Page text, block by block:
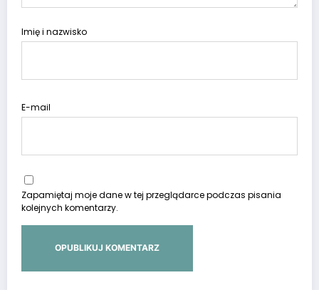
Imię i nazwisko
E-mail
Zapamiętaj moje dane w tej przeglądarce podczas pisania
kolejnych komentarzy.